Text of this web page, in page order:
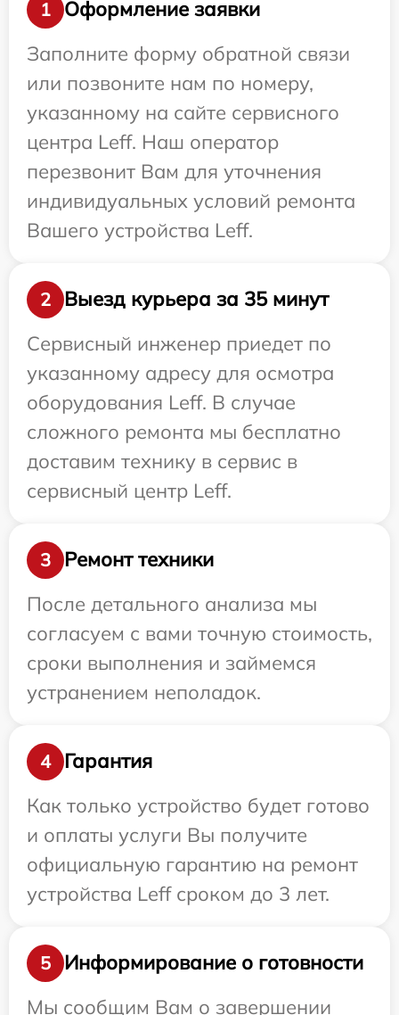
1
Оформление заявки
Заполните форму обратной связи
или позвоните нам по номеру,
указанному на сайте сервисного
центра Leff. Наш оператор
перезвонит Вам для уточнения
индивидуальных условий ремонта
Вашего устройства Leff.
2
Выезд курьера за 35 минут
Сервисный инженер приедет по
указанному адресу для осмотра
оборудования Leff. В случае
сложного ремонта мы бесплатно
доставим технику в сервис в
сервисный центр Leff.
3
Ремонт техники
После детального анализа мы
согласуем с вами точную стоимость,
сроки выполнения и займемся
устранением неполадок.
4
Гарантия
Как только устройство будет готово
и оплаты услуги Вы получите
официальную гарантию на ремонт
устройства Leff сроком до 3 лет.
5
Информирование о готовности
Мы сообщим Вам о завершении